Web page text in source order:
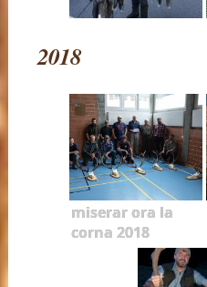
2018
miserar ora la
corna 2018